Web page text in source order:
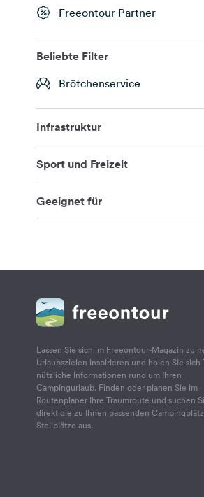
Freeontour Partner
Beliebte Filter
Brötchenservice
Infrastruktur
Sport und Freizeit
Geeignet für
Lassen Sie sich im Freeontour-Magazin zu
Urlaubszielen inspirieren und holen Sie sich
nützliche Informationen rund um Ihren
Campingurlaub. Finden oder planen Sie im
Routenplaner Ihre Traumroute und suchen
direkt die zu Ihnen passenden
Stellplätze aus.